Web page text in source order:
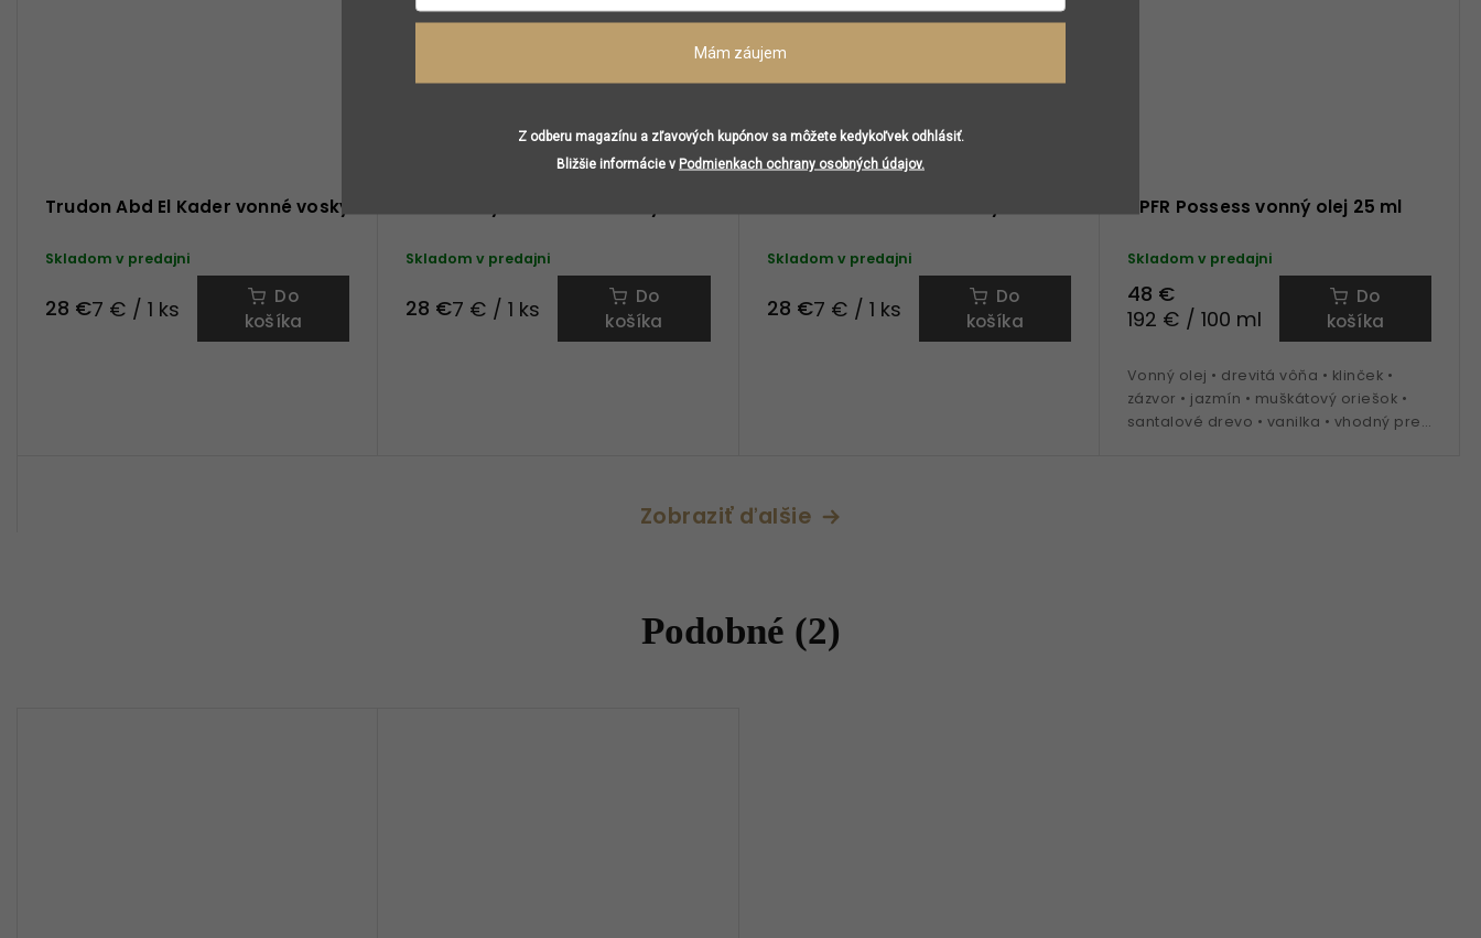
Trudon Abd El Kader vonné vosky
Skladom v predajni
28 €7 € / 1 ks
Do
košíka
Skladom v predajni
28 €7 € / 1 ks
Do
košíka
Skladom v predajni
28 €7 € / 1 ks
Do
košíka
APFR Possess vonný olej 25 ml
Skladom v predajni
48 €
192 € / 100 ml
Do
košíka
Vonný olej • drevitá vôňa • klinček •
zázvor • jazmín • muškátový oriešok •
santalové drevo • vanilka • vhodný pre
Zobraziť ďalšie
Podobné (2)
Mám záujem
Z odberu magazínu a zľavových kupónov sa môžete kedykoľvek odhlásiť.
Bližšie informácie v Podmienkach ochrany osobných údajov.